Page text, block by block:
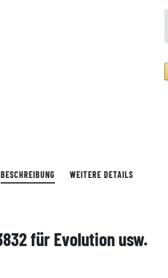
BESCHREIBUNG WEITERE DETAILS
für Evolution usw.